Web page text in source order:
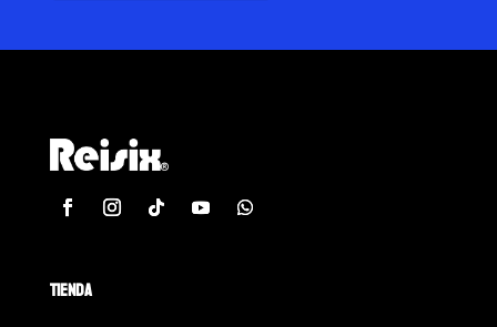
TIENDA